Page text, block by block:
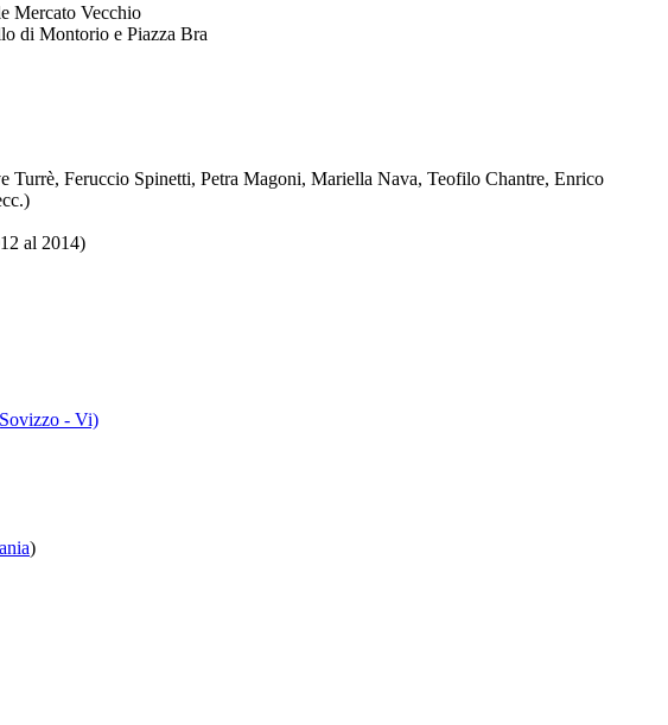
Mercato Vecchio
di Montorio e Piazza Bra
Turrè, Feruccio Spinetti, Petra Magoni, Mariella Nava, Teofilo Chantre, Enrico
al 2014)
- Vi)
)